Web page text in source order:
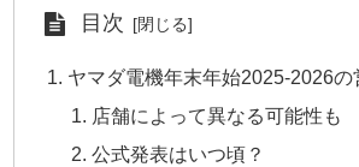
目次
ヤマダ電機年末年始2025-2026の
店舗によって異なる可能性も
公式発表はいつ頃？